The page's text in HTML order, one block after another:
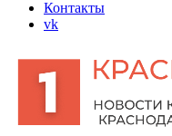
Контакты
vk